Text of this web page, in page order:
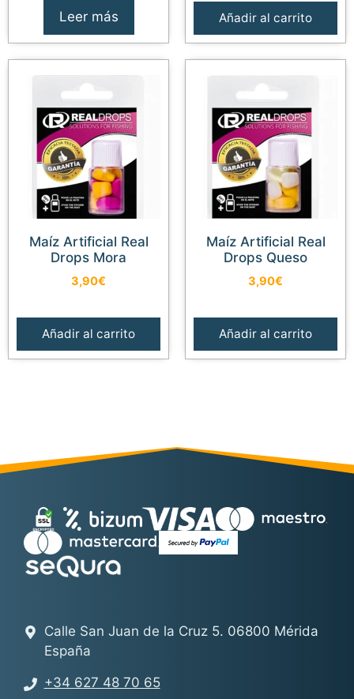
Leer más Añadir al carrito
Maíz Artificial Real
Drops Mora
3,90€
Añadir al carrito
Maíz Artificial Real
Drops Queso
3,90€
Añadir al carrito
Calle San Juan de la Cruz 5. 06800 Mérida
España
+34 627 48 70 65